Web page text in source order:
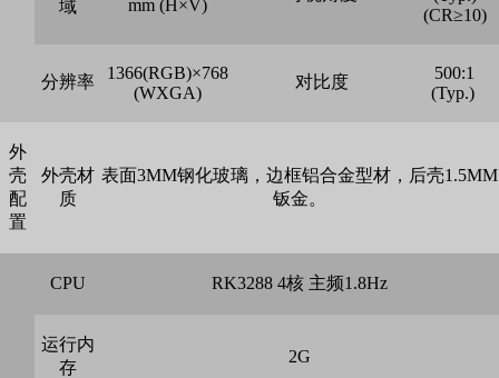
域
mm (H×V)
(CR≥10)
分辨率
1366(RGB)×768
(WXGA)
对比度
500:1
(Typ.)
外
壳
配
置
外壳材
质
表面3MM钢化玻璃，边框铝合金型材，后壳1.5MM
钣金。
CPU RK3288 4核 主频1.8Hz
运行内
存
2G